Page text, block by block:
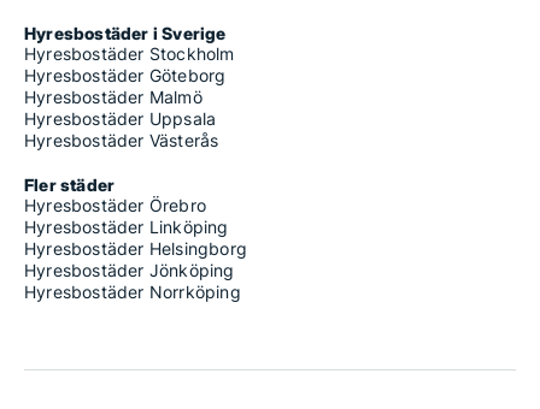
Hyresbostäder i Sverige
Hyresbostäder Stockholm
Hyresbostäder Göteborg
Hyresbostäder Malmö
Hyresbostäder Uppsala
Hyresbostäder Västerås
Fler städer
Hyresbostäder Örebro
Hyresbostäder Linköping
Hyresbostäder Helsingborg
Hyresbostäder Jönköping
Hyresbostäder Norrköping